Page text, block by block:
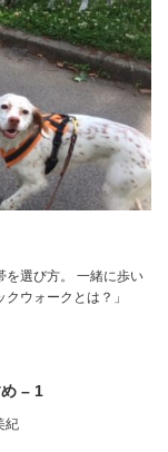
を選び方。 一緒に歩い
ウォークとは？」
– 1
紀